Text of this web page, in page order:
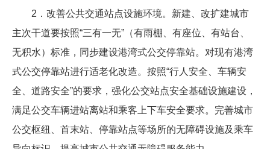
2．改善公共交通站点设施环境。新建、改扩建城市
主次干道要按照“三有一无”（有雨棚、有座位、有站台、
无积水）标准，同步建设港湾式公交停靠站。对现有港湾
式公交停靠站进行适老化改造。按照“行人安全、车辆安
全、道路安全”的要求，强化公交站点安全基础设施建设，
满足公交车辆进站离站和乘客上下车安全要求。完善城市
公交枢纽、首末站、停靠站点等场所的无障碍设施及乘车